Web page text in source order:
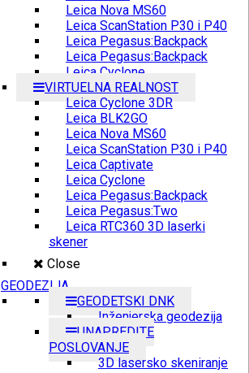
Leica Nova MS60
Leica ScanStation P30 i P40
Leica Pegasus:Backpack
Leica Pegasus:Backpack
Leica Cyclone
VIRTUELNA REALNOST
Leica Cyclone 3DR
Leica BLK2GO
Leica Nova MS60
Leica ScanStation P30 i P40
Leica Captivate
Leica Cyclone
Leica Pegasus:Backpack
Leica Pegasus:Two
Leica RTC360 3D laserki
skener
Close
GEODEZIJA
GEODETSKI DNK
Inženjerska geodezija
UNAPREDITE
POSLOVANJE
3D lasersko skeniranje